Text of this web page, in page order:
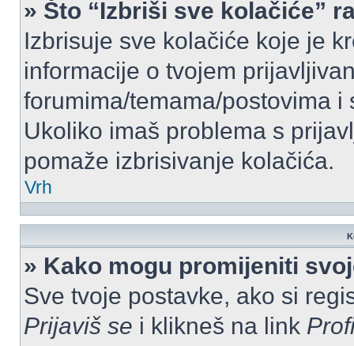
» Što “Izbriši sve kolačiće”
Izbrisuje sve kolačiće koje je
informacije o tvojem
forumima/temama/postovima i
Ukoliko imaš problema s
pomaže izbrisivanje kolačića.
Vrh
» Kako mogu promijeniti
Sve tvoje postavke, ako si
Prijaviš se i klikneš na link